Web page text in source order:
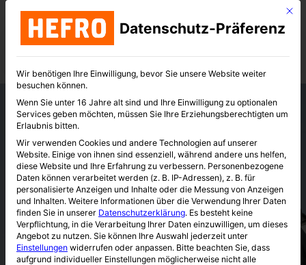
Willkommen im
Hefro Shop
Mit
Datenschutz-Präferenz
Wir benötigen Ihre Einwilligung, bevor Sie unsere Website weiter
besuchen können.
Wenn Sie unter 16 Jahre alt sind und Ihre Einwilligung zu optionalen
Services geben möchten, müssen Sie Ihre Erziehungsberechtigten um
Erlaubnis bitten.
Wir verwenden Cookies und andere Technologien auf unserer
Website. Einige von ihnen sind essenziell, während andere uns helfen,
diese Website und Ihre Erfahrung zu verbessern. Personenbezogene
Daten können verarbeitet werden (z. B. IP-Adressen), z. B. für
personalisierte Anzeigen und Inhalte oder die Messung von Anzeigen
und Inhalten. Weitere Informationen über die Verwendung Ihrer Daten
finden Sie in unserer Datenschutzerklärung. Es besteht keine
Verpflichtung, in die Verarbeitung Ihrer Daten einzuwilligen, um dieses
Angebot zu nutzen. Sie können Ihre Auswahl jederzeit unter
Einstellungen widerrufen oder anpassen. Bitte beachten Sie, dass
aufgrund individueller Einstellungen möglicherweise nicht alle